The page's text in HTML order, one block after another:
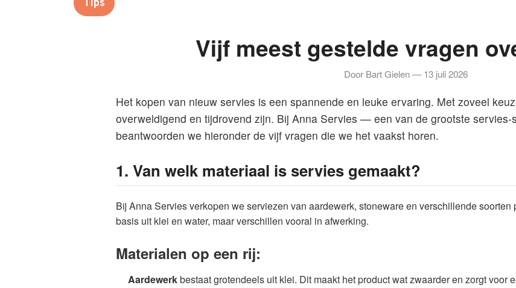
Tips
Vijf meest gestelde vragen
Door Bart Gielen — 13 juli 2026
Het kopen van nieuw servies is een spannende en leuke ervaring. Met zoveel
overweldigend en tijdrovend zijn. Bij Anna Servies — een van de grootste
beantwoorden we hieronder de vijf vragen die we het vaakst horen.
1. Van welk materiaal is servies gemaakt?
Bij Anna Servies verkopen we serviezen van aardewerk, stoneware en verschillende
basis uit klei en water, maar verschillen vooral in afwerking.
Materialen op een rij:
Aardewerkbestaat grotendeels uit klei. Dit maakt het product wat zwaarder en zorgt voor